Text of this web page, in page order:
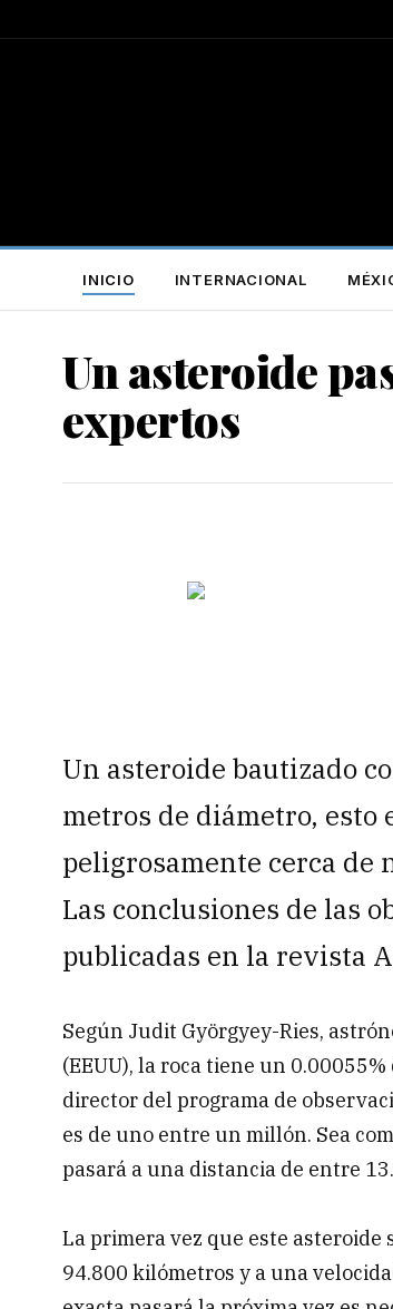
INICIO INTERNACIONAL
Un asteroide
expertos
Un asteroide bautizado
metros de diámetro, esto
peligrosamente cerca de
Las conclusiones de las
publicadas en la revista
Según Judit Györgyey-Ries,
(EEUU), la roca tiene un
director del programa de
es de uno entre un millón. Sea
pasará a una distancia de entre
La primera vez que este asteroide
94.800 kilómetros y a una